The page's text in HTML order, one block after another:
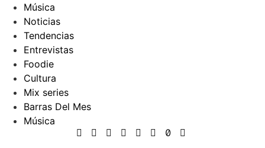
Música
Noticias
Tendencias
Entrevistas
Foodie
Cultura
Mix series
Barras Del Mes
Música